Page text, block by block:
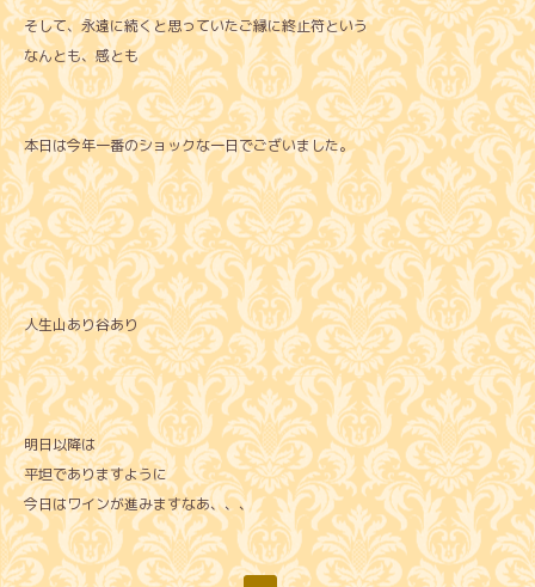
そして、永遠に続くと思っていたご縁に終止符という
なんとも、感とも
本日は今年一番のショックな一日でございました。
人生山あり谷あり
明日以降は
平坦でありますように
今日はワインが進みますなあ、、、